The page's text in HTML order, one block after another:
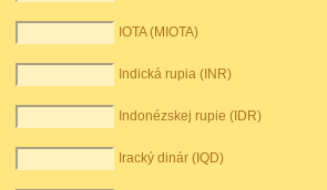
IOTA (MIOTA)
Indická rupia (INR)
Indonézskej rupie (IDR)
Iracký dinár (IQD)